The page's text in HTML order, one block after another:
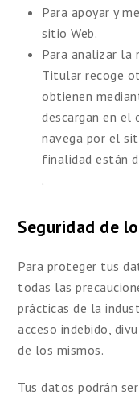
Para apoyar y
sitio Web.
Para analizar la
Titular recoge
obtienen
descargan en el
navega por el
finalidad están
.
Seguridad de
Para proteger tus
todas las
prácticas de la
acceso indebido,
de los mismos.
Tus datos podrán